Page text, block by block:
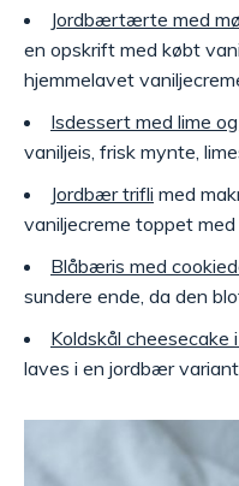
Jordbærtærte med
en opskrift med købt
hjemmelavet
Isdessert med lime
vaniljeis, frisk mynte,
Jordbær trifli med
vaniljecreme toppet
Blåbæris med
sundere ende, da den
Koldskål cheesecake
laves i en jordbær variant